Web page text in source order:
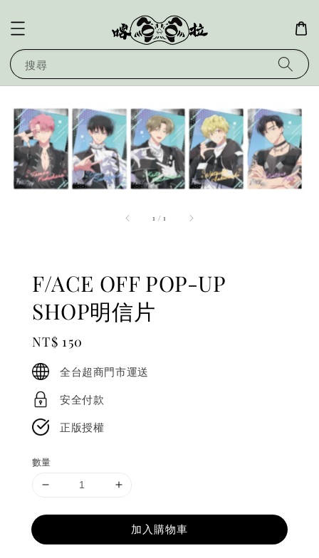
搜尋
1 /1
F/ACE OFF POP-UP
SHOP明信片
Regular
price
NT$ 150
全台超商門市運送
安全付款
正版授權
數量
加入購物車